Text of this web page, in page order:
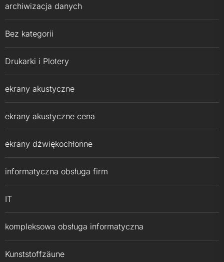
archiwizacja danych
Bez kategorii
Drukarki i Plotery
ekrany akustyczne
ekrany akustyczne cena
ekrany dźwiękochłonne
informatyczna obsługa firm
IT
kompleksowa obsługa informatyczna
Kunststoffzäune